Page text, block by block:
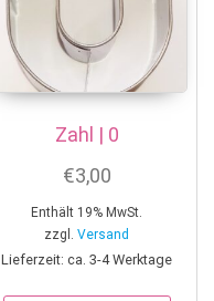
Zahl | 0
€3,00
Enthält 19% MwSt.
zzgl.Versand
Lieferzeit: ca. 3-4 Werktage